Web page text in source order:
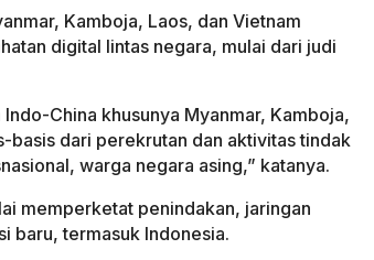
Kamboja, Laos, dan Vietnam
digital lintas negara, mulai dari judi
China khusunya Myanmar, Kamboja,
basis dari perekrutan dan aktivitas tindak
warga negara asing,” katanya.
memperketat penindakan, jaringan
baru, termasuk Indonesia.